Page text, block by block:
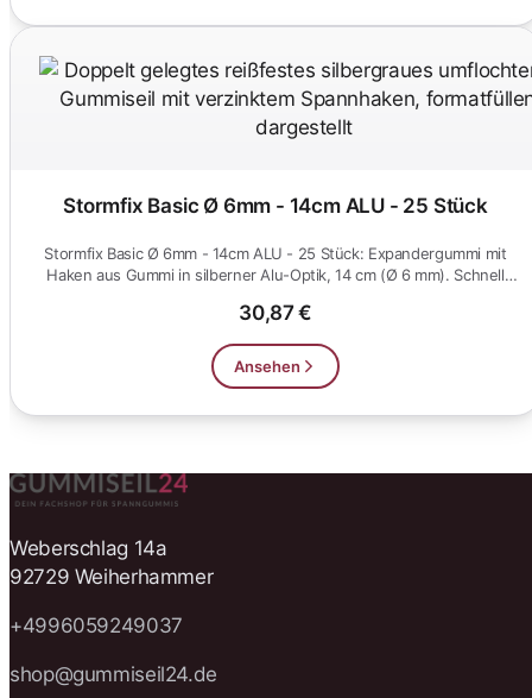
Stormfix Basic Ø 6mm - 14cm ALU - 25 Stück
Stormfix Basic Ø 6mm - 14cm ALU - 25 Stück: Expandergummi mit
Haken aus Gummi in silberner Alu-Optik, 14 cm (Ø 6 mm). Schnell
30,87 €
Ansehen
Weberschlag 14a
92729 Weiherhammer
+4996059249037
shop@gummiseil24.de